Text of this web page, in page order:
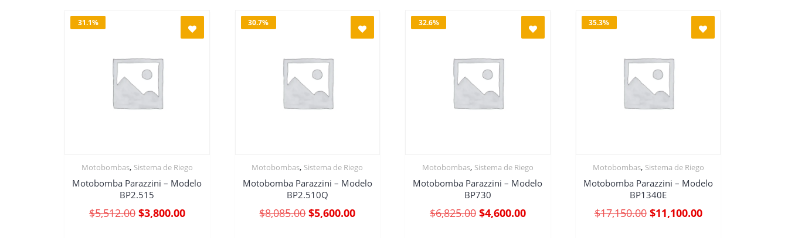
31.1%
Motobombas, Sistema de Riego
Motobomba Parazzini – Modelo
BP2.515
$5,512.00 $3,800.00
30.7%
Motobombas, Sistema de Riego
Motobomba Parazzini – Modelo
BP2.510Q
$8,085.00 $5,600.00
32.6%
Motobombas, Sistema de Riego
Motobomba Parazzini – Modelo
BP730
$6,825.00 $4,600.00
35.3%
Motobombas, Sistema de Riego
Motobomba Parazzini – Modelo
BP1340E
$17,150.00 $11,100.00